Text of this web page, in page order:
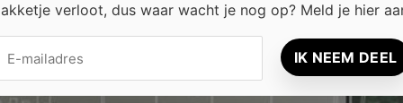
verloot, dus waar wacht je nog op? Meld je hier